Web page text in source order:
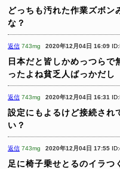
どっちも汚れた作業ズボン
な？
返信 743mg 2020年12月04日 16:09
日本だと皆しかめっつらで
ったよね貧乏人ばっかだし
返信 743mg 2020年12月04日 16:31
設定にもよるけど接続され
い？
返信 743mg 2020年12月04日 17:55
足に椅子乗せとるのイラつ